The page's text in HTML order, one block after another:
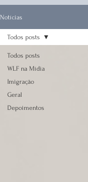
Notícias
Todos posts
WLF na Mídia
Imigração
Geral
Depoimentos
Todos posts